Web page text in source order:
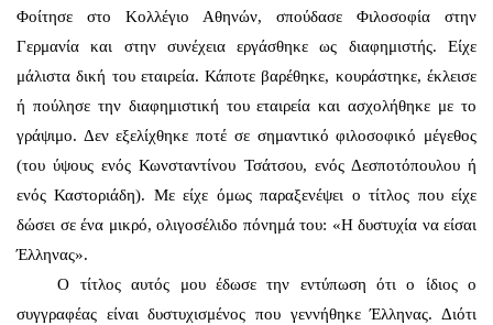
Φοίτησε στο Κολλέγιο Αθηνών, σπούδασε Φιλοσοφία στην
Γερμανία και στην συνέχεια εργάσθηκε ως διαφημιστής. Είχε
μάλιστα δική του εταιρεία. Κάποτε βαρέθηκε, κουράστηκε, έκλεισε
ή πούλησε την διαφημιστική του εταιρεία και ασχολήθηκε με το
γράψιμο. Δεν εξελίχθηκε ποτέ σε σημαντικό φιλοσοφικό μέγεθος
(του ύψους ενός Κωνσταντίνου Τσάτσου, ενός Δεσποτόπουλου ή
ενός Καστοριάδη). Με είχε όμως παραξενέψει ο τίτλος που είχε
δώσει σε ένα μικρό, ολιγοσέλιδο πόνημά του: «Η δυστυχία να είσαι
Έλληνας».
Ο τίτλος αυτός μου έδωσε την εντύπωση ότι ο ίδιος ο
συγγραφέας είναι δυστυχισμένος που γεννήθηκε Έλληνας. Διότι